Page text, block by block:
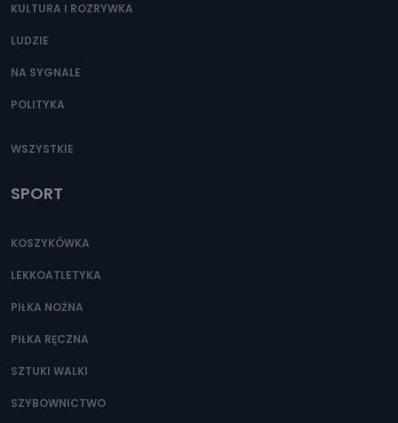
KULTURA I ROZRYWKA
LUDZIE
NA SYGNALE
POLITYKA
WSZYSTKIE
SPORT
KOSZYKÓWKA
LEKKOATLETYKA
PIŁKA NOŻNA
PIŁKA RĘCZNA
SZTUKI WALKI
SZYBOWNICTWO